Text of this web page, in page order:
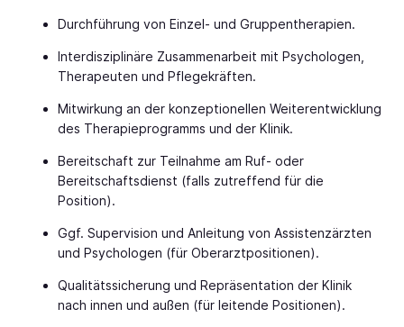
Durchführung von Einzel- und Gruppentherapien.
Interdisziplinäre Zusammenarbeit mit Psychologen,
Therapeuten und Pflegekräften.
Mitwirkung an der konzeptionellen Weiterentwicklung
des Therapieprogramms und der Klinik.
Bereitschaft zur Teilnahme am Ruf- oder
Bereitschaftsdienst (falls zutreffend für die
Position).
Ggf. Supervision und Anleitung von Assistenzärzten
und Psychologen (für Oberarztpositionen).
Qualitätssicherung und Repräsentation der Klinik
nach innen und außen (für leitende Positionen).